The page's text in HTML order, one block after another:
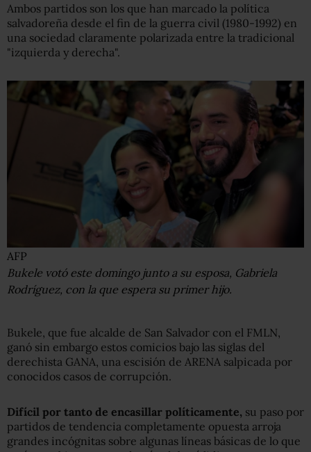
Ambos partidos son los que han marcado la política
salvadoreña desde el fin de la guerra civil (1980-1992) en
una sociedad claramente polarizada entre la tradicional
"izquierda y derecha".
AFP
Bukele votó este domingo junto a su esposa, Gabriela
Rodríguez, con la que espera su primer hijo.
Bukele, que fue alcalde de San Salvador con el FMLN,
ganó sin embargo estos comicios bajo las siglas del
derechista GANA, una escisión de ARENA salpicada por
conocidos casos de corrupción.
Difícil por tanto de encasillar políticamente, su paso por
partidos de tendencia completamente opuesta arroja
grandes incógnitas sobre algunas líneas básicas de lo que